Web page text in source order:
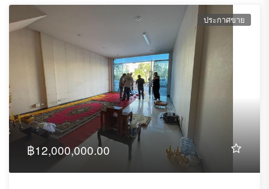
ประกาศขาย
฿12,000,000.00